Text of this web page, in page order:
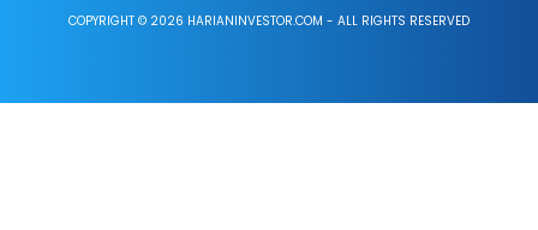
COPYRIGHT © 2026 HARIANINVESTOR.COM - ALL RIGHTS RESERVED